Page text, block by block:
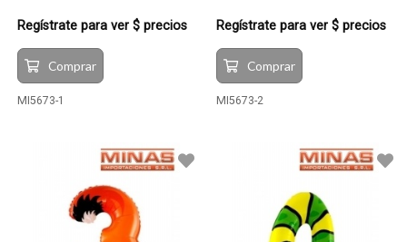
Regístrate para ver $ precios
Comprar
MI5673-1
Regístrate para ver $ precios
Comprar
MI5673-2